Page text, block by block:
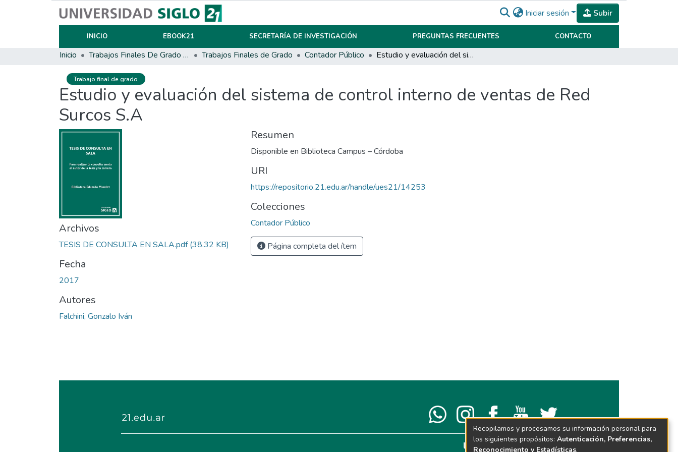
Iniciar sesión Subir
INICIO EBOOK21 SECRETARÍA DE INVESTIGACIÓN PREGUNTAS FRECUENTES CONTACTO
Inicio Trabajos Finales De Grado Y Posgrado Trabajos Finales de Grado Contador Público Estudio y evaluación del sistema de control interno de ventas de Red Surcos S.A
Trabajo final de grado
Estudio y evaluación del sistema de control interno de ventas de Red
Surcos S.A
Archivos
TESIS DE CONSULTA EN SALA.pdf(38.32 KB)
Fecha
2017
Autores
Falchini, Gonzalo Iván
Resumen
Disponible en Biblioteca Campus – Córdoba
URI
https://repositorio.21.edu.ar/handle/ues21/14253
Colecciones
Contador Público
Página completa del ítem
Recopilamos y procesamos su información personal para
los siguientes propósitos: Autenticación, Preferencias,
Reconocimiento y Estadísticas.